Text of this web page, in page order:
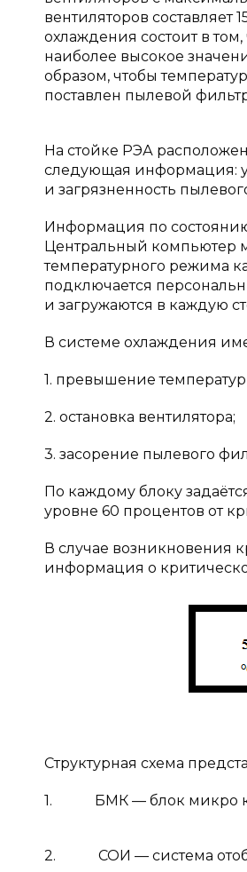
вентиляторов
охлаждения состоит в
наиболее высокое
образом, чтобы
поставлен пылевой
На стойке РЭА
следующая информация:
и загрязненность
Информация по
Центральный компьютер
температурного режима
подключается
и загружаются в каждую
В системе охлаждения
1. превышение
2. остановка вентилятора;
3. засорение пылевого
По каждому блоку
уровне 60 процентов от
В случае возникновения
информация о
Структурная схема
1. БМК — блок микро
2. СОИ — система